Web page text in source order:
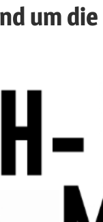
um